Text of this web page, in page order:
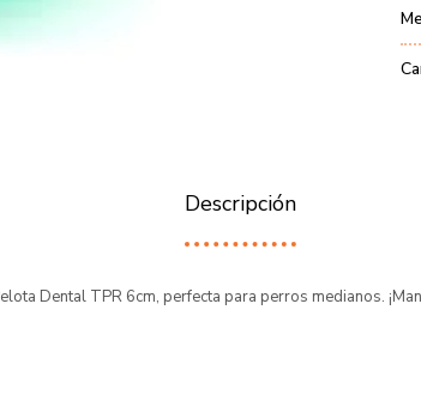
Descripción
Dental TPR 6cm, perfecta para perros medianos.